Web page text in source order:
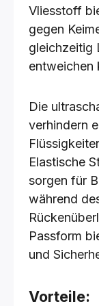
Vliesstoff
gegen
gleichzeitig
entweichen
Die
verhindern
Elastische
sorgen für
während
Passform
und
Vorteile: